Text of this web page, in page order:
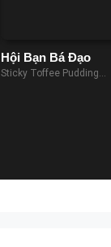
Hội Bạn Bá Đạo
Sticky Toffee Pudding